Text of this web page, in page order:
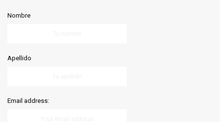
Nombre
Apellido
Email address: